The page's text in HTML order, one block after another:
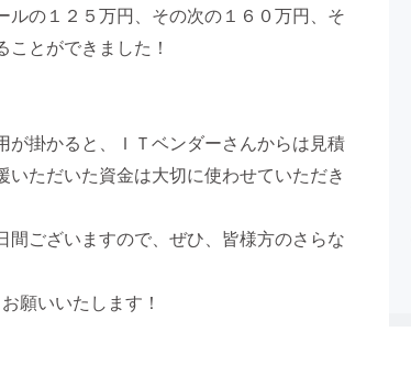
の１２５万円、その次の１６０万円、そ
とができました！
掛かると、ＩＴベンダーさんからは見積
ただいた資金は大切に使わせていただき
ございますので、ぜひ、皆様方のさらな
願いいたします！